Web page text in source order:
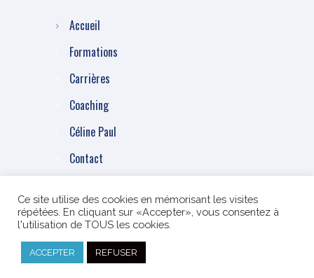
Accueil
Formations
Carrières
Coaching
Céline Paul
Contact
Ce site utilise des cookies en mémorisant les visites
répétées. En cliquant sur «Accepter», vous consentez à
l'utilisation de TOUS les cookies.
ACCEPTER REFUSER